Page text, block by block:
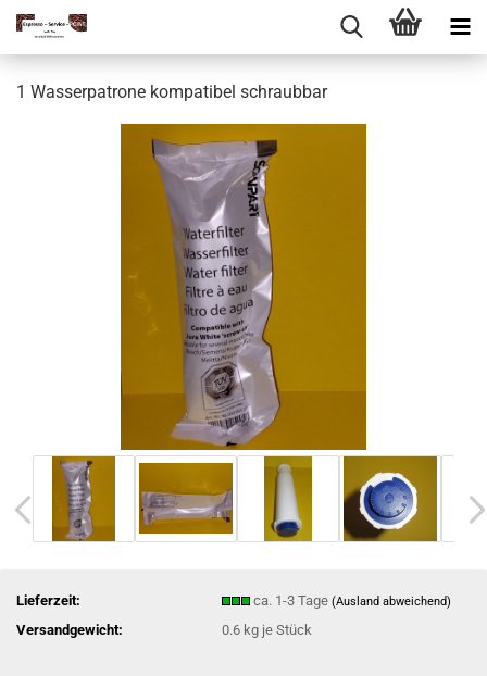
1 Wasserpatrone kompatibel schraubbar
Lieferzeit: ca. 1-3 Tage(Ausland abweichend)
Versandgewicht: 0.6 kg je Stück